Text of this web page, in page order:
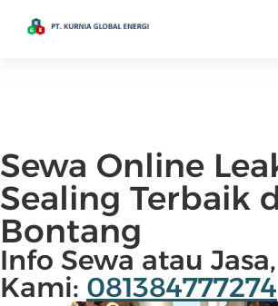
Sewa Online
Sealing Terbaik
Bontang
Info Sewa atau
Kami: 081384777274